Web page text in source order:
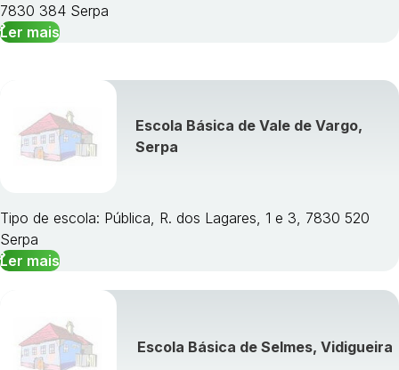
7830 384 Serpa
Ler mais
Escola Básica de Vale de Vargo,
Serpa
Tipo de escola: Pública, R. dos Lagares, 1 e 3, 7830 520
Serpa
Ler mais
Escola Básica de Selmes, Vidigueira